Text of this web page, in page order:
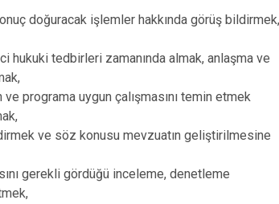
Derince
doğuracak işlemler hakkında görüş bildirmek,
hukuki tedbirleri zamanında almak, anlaşma ve
programa uygun çalışmasını temin etmek
ve söz konusu mevzuatın geliştirilmesine
gerekli gördüğü inceleme, denetleme